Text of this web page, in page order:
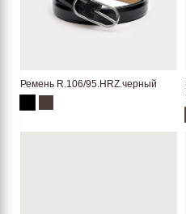
Ремень R.106/95.HRZ.черный